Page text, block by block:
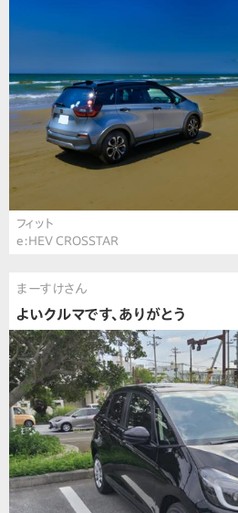
フィット
e:HEV CROSSTAR
まーすけさん
よいクルマです、ありがとう